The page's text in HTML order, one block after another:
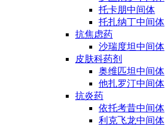
托卡朋中间体
托扎纳丁中间体
抗焦虑药
沙瑞度坦中间体
皮肤科药剂
奥维匹坦中间体
他扎罗汀中间体
抗炎药
依托考昔中间体
利克飞龙中间体